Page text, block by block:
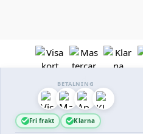
BETALNING
Fri frakt Klarna